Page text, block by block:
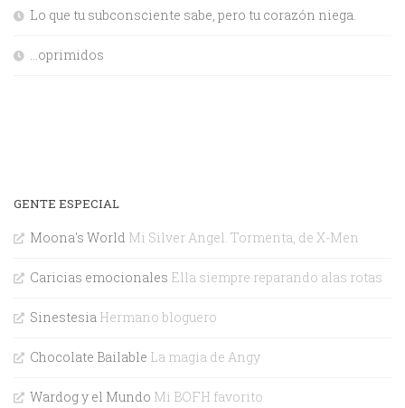
Lo que tu subconsciente sabe, pero tu corazón niega.
…oprimidos
GENTE ESPECIAL
Moona's World Mi Silver Angel. Tormenta, de X-Men
Caricias emocionales Ella siempre reparando alas rotas
Sinestesia Hermano bloguero
Chocolate Bailable La magia de Angy
Wardog y el Mundo Mi BOFH favorito